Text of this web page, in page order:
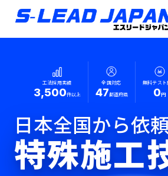
工法採用実績
3,500件以上
全国対応
47都道府県
無料テスト
0円
日本全国から依
特殊施工